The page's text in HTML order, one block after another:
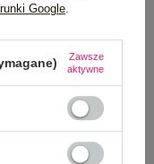
Google
Zawsze
aktywne